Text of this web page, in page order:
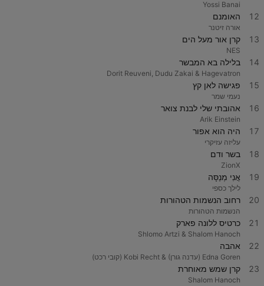
Yossi Banai
12 האומנם
אורה זיטנר
13 קרן אור מעל הים
NES
14 בלילה בא המבשר
Dorit Reuveni, Dudu Zakai & Hagevatron
15 פגישה לאן קץ
נעמי שמר
16 אהובתי שלי לבנת צואר
Arik Einstein
17 היה הוא אפור
עליזה עזיקרי
18 בשר ודם
ZionX
19 אֲנִי מְנַסָּה
לילך כספי
20 רחוב הנשמות הטהורות
הנשמות הטהורות
21 כרטיס ללונה פארק
Shlomo Artzi & Shalom Hanoch
22 אהבה
Edna Goren (עדנה גורן) & Kobi Recht (קובי רכט)
23 קרן שמש מאוחרת
Shalom Hanoch